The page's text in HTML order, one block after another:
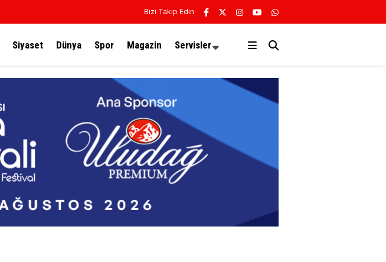
Bizi Takip Edin
Siyaset Dünya Spor Magazin Servisler